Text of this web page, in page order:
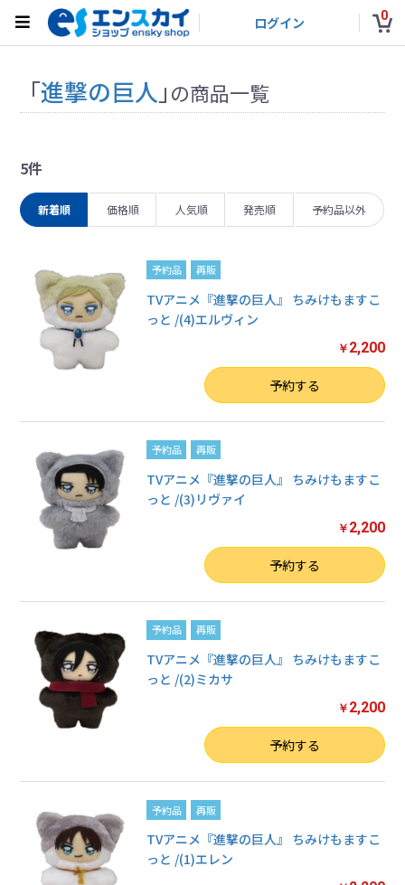
ログイン 0
「進撃の巨人 」の商品一覧
5件
新着順 価格順 人気順 発売順 予約品以外
予約品 再販
TVアニメ『進撃の巨人』 ちみけもますこ
っと /(4)エルヴィン
￥ 2,200
予約する
予約品 再販
TVアニメ『進撃の巨人』 ちみけもますこ
っと /(3)リヴァイ
￥ 2,200
予約する
予約品 再販
TVアニメ『進撃の巨人』 ちみけもますこ
っと /(2)ミカサ
￥ 2,200
予約する
予約品 再販
TVアニメ『進撃の巨人』 ちみけもますこ
っと /(1)エレン